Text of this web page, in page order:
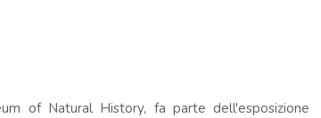
of Natural History, fa parte dell'esposizione